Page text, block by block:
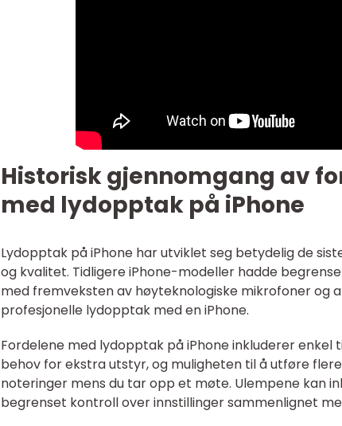
Historisk gjennomgang av
med lydopptak på iPhone
Lydopptak på iPhone har utviklet seg betydelig de
og kvalitet. Tidligere iPhone-modeller hadde
med fremveksten av høyteknologiske mikrofoner og
profesjonelle lydopptak med en iPhone.
Fordelene med lydopptak på iPhone inkluderer enkel
behov for ekstra utstyr, og muligheten til å utføre
noteringer mens du tar opp et møte. Ulempene kan
begrenset kontroll over innstillinger sammenlignet